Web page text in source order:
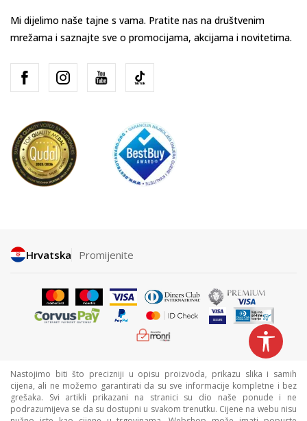
Mi dijelimo naše tajne s vama. Pratite nas na društvenim
mrežama i saznajte sve o promocijama, akcijama i novitetima.
Hrvatska Promijenite
Nastojimo biti što precizniji u opisu proizvoda, prikazu slika i samih
cijena, ali ne možemo garantirati da su sve informacije kompletne i bez
grešaka. Svi artikli prikazani na stranici su dio naše ponude i ne
podrazumijeva se da su dostupni u svakom trenutku. Cijene na webu nisu